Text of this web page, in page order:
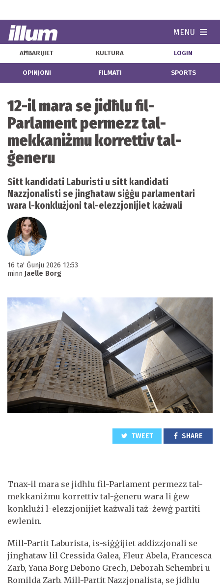
MENU
AĦBARIJIET KULTURA LOGIN
OPINJONI FILMATI SPORTS
12-il mara se jidħlu fil-
Parlament permezz tal-
mekkaniżmu korrettiv tal-
ġeneru
Sitt kandidati Laburisti u sitt kandidati
Nazzjonalisti se jingħataw siġġu parlamentari
wara l-konklużjoni tal-elezzjonijiet każwali
16 ta' Ġunju 2026 12:53
minn Jaelle Borg
TWEET SHARE
Tnax-il mara se jidħlu fil-Parlament permezz tal-
mekkaniżmu korrettiv tal-ġeneru wara li ġew
konklużi l-elezzjonijiet każwali taż-żewġ partiti
ewlenin.
Mill-Partit Laburista, is-siġġijiet addizzjonali se
jingħataw lil Cressida Galea, Fleur Abela, Francesca
Zarb, Yana Borg Debono Grech, Deborah Schembri u
Romilda Zarb. Mill-Partit Nazzjonalista, se jidħlu